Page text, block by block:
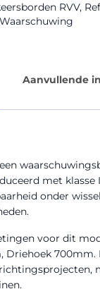
RVV,
Aanvullende
met klasse
onder
voor dit
Driehoek 700mm.